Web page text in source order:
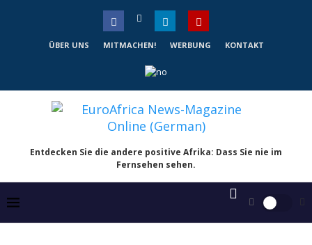
ÜBER UNS MITMACHEN! WERBUNG KONTAKT
Entdecken Sie die andere positive Afrika: Dass Sie nie im
Fernsehen sehen.